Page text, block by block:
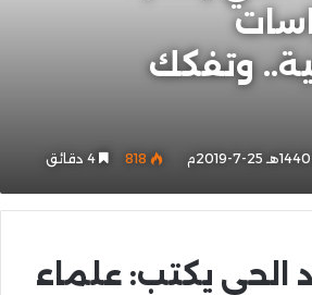
وتفكك
818
الحي يكتب: علماء